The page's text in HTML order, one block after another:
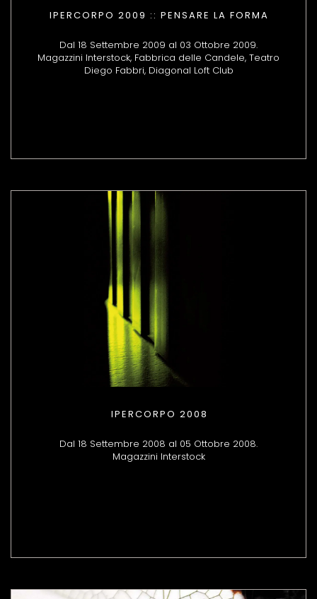
IPERCORPO 2009 :: PENSARE LA FORMA
Dal 18 Settembre 2009 al 03 Ottobre 2009.
Magazzini Interstock, Fabbrica delle Candele, Teatro
Diego Fabbri, Diagonal Loft Club
IPERCORPO 2008
Dal 18 Settembre 2008 al 05 Ottobre 2008.
Magazzini Interstock